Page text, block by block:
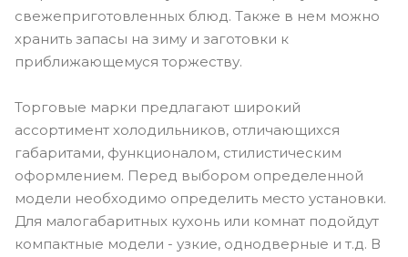
свежеприготовленных блюд. Также в нем можно
хранить запасы на зиму и заготовки к
приближающемуся торжеству.
Торговые марки предлагают широкий
ассортимент холодильников, отличающихся
габаритами, функционалом, стилистическим
оформлением. Перед выбором определенной
модели необходимо определить место установки.
Для малогабаритных кухонь или комнат подойдут
компактные модели - узкие, однодверные и т.д. В